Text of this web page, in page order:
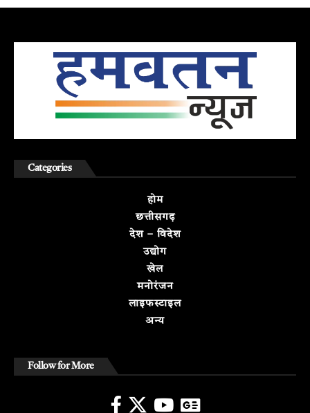
Categories
होम
छत्तीसगढ़
देश – विदेश
उद्योग
खेल
मनोरंजन
लाइफस्टाइल
अन्य
Follow for More